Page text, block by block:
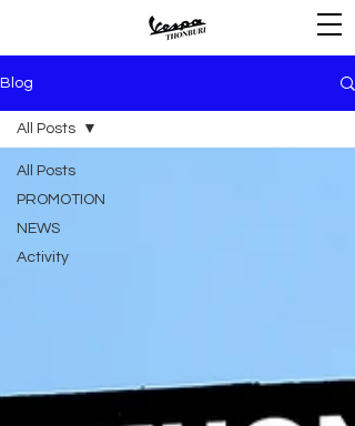
Blog
All Posts
PROMOTION
NEWS
Activity
All Posts